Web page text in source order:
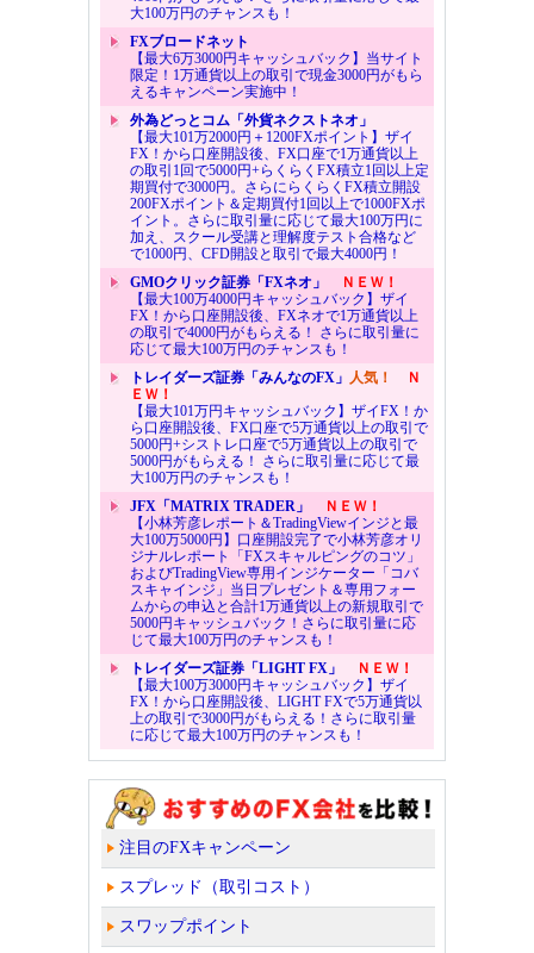
大100万円のチャンスも！
FXブロードネット
【最大6万3000円キャッシュバック】当サイト
限定！1万通貨以上の取引で現金3000円がもら
えるキャンペーン実施中！
外為どっとコム「外貨ネクストネオ」
【最大101万2000円＋1200FXポイント】ザイ
FX！から口座開設後、FX口座で1万通貨以上
の取引1回で5000円+らくらくFX積立1回以上定
期買付で3000円。さらにらくらくFX積立開設
200FXポイント＆定期買付1回以上で1000FXポ
イント。さらに取引量に応じて最大100万円に
加え、スクール受講と理解度テスト合格など
で1000円、CFD開設と取引で最大4000円！
GMOクリック証券「FXネオ」
ＮＥＷ！
【最大100万4000円キャッシュバック】ザイ
FX！から口座開設後、FXネオで1万通貨以上
の取引で4000円がもらえる！ さらに取引量に
応じて最大100万円のチャンスも！
トレイダーズ証券「みんなのFX」 人気！
Ｎ
ＥＷ！
【最大101万円キャッシュバック】ザイFX！か
ら口座開設後、FX口座で5万通貨以上の取引で
5000円+シストレ口座で5万通貨以上の取引で
5000円がもらえる！ さらに取引量に応じて最
大100万円のチャンスも！
JFX「MATRIX TRADER」
ＮＥＷ！
【小林芳彦レポート＆TradingViewインジと最
大100万5000円】口座開設完了で小林芳彦オリ
ジナルレポート「FXスキャルピングのコツ」
およびTradingView専用インジケーター「コバ
スキャインジ」当日プレゼント＆専用フォー
ムからの申込と合計1万通貨以上の新規取引で
5000円キャッシュバック！さらに取引量に応
じて最大100万円のチャンスも！
トレイダーズ証券「LIGHT FX」
ＮＥＷ！
【最大100万3000円キャッシュバック】ザイ
FX！から口座開設後、LIGHT FXで5万通貨以
上の取引で3000円がもらえる！さらに取引量
に応じて最大100万円のチャンスも！
注目のFXキャンペーン
スプレッド（取引コスト）
スワップポイント